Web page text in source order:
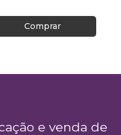
Comprar
e venda de